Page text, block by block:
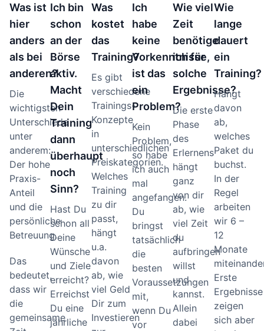
Was ist
hier
anders
als bei
anderen?
Die
wichtigsten
Unterschiede
unter
anderem:
Der hohe
Praxis-
Anteil
und die
persönliche
Betreuung.
Das
bedeutet,
dass wir
die
gemeinsame
Ich bin
schon
an der
Börse
aktiv.
Macht
Dein
Training
dann
überhaupt
noch
Sinn?
Hast Du
schon all
Deine
Wünsche
und Ziele
erreicht?
Erreichst
Du eine
jährliche
Was
kostet
das
Training?
Es gibt
verschiedene
Trainings-
Konzepte
in
unterschiedlichen
Preiskategorien.
Welches
Training
zu dir
passt,
hängt
u.a.
davon
ab, wie
viel Geld
Dir zum
Investieren
Ich
habe
keine
Vorkenntnisse,
ist das
ein
Problem?
Kein
Problem,
so habe
ich auch
mal
angefangen.
Du
bringst
tatsächlich
die
besten
Voraussetzungen
mit,
wenn Du
vor
Wie viel
Zeit
benötige
ich für
solche
Ergebnisse?
Die erste
Phase
des
Erlernens
hängt
ganz
von dir
ab, wie
viel Zeit
du
aufbringen
willst
und
kannst.
Allein
dabei
Wie
lange
dauert
ein
Training?
Hängt
davon
ab,
welches
Paket du
buchst.
In der
Regel
arbeiten
wir 6 –
12
Monate
Erste
Ergebnisse
zeigen
sich aber